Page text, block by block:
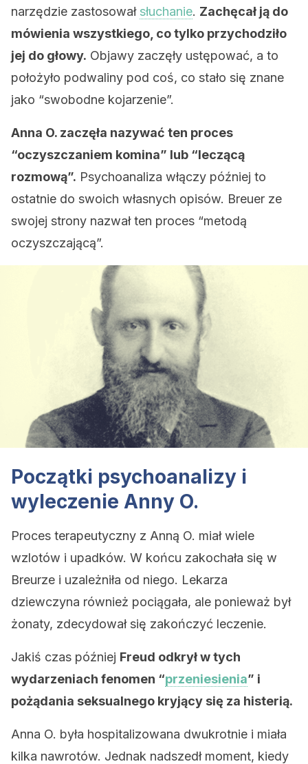
narzędzie zastosował słuchanie. Zachęcał ją do
mówienia wszystkiego, co tylko przychodziło
jej do głowy. Objawy zaczęły ustępować, a to
położyło podwaliny pod coś, co stało się znane
jako “swobodne kojarzenie”.
Anna O. zaczęła nazywać ten proces
“oczyszczaniem komina” lub “leczącą
rozmową”. Psychoanaliza włączy później to
ostatnie do swoich własnych opisów. Breuer ze
swojej strony nazwał ten proces “metodą
oczyszczającą”.
Początki psychoanalizy i
wyleczenie Anny O.
Proces terapeutyczny z Anną O. miał wiele
wzlotów i upadków. W końcu zakochała się w
Breurze i uzależniła od niego. Lekarza
dziewczyna również pociągała, ale ponieważ był
żonaty, zdecydował się zakończyć leczenie.
Jakiś czas później Freud odkrył w tych
wydarzeniach fenomen “przeniesienia” i
pożądania seksualnego kryjący się za histerią.
Anna O. była hospitalizowana dwukrotnie i miała
kilka nawrotów. Jednak nadszedł moment, kiedy